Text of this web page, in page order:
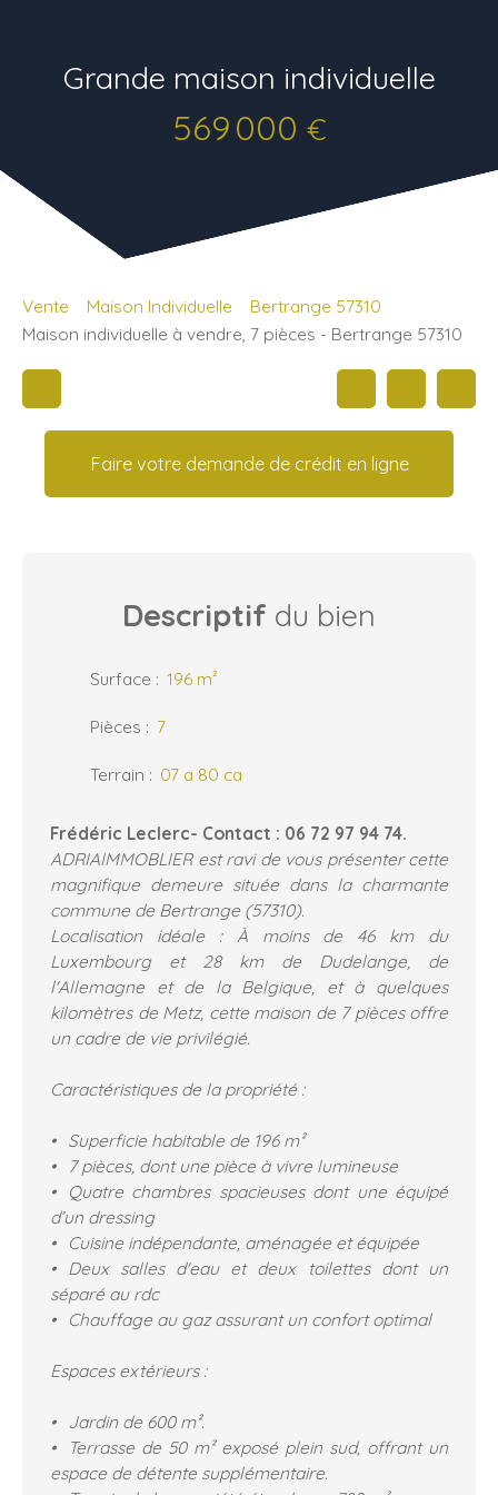
Grande maison individuelle
569 000 €
Vente Maison Individuelle
Bertrange 57310
Maison individuelle à vendre, 7 pièces - Bertrange 57310
Faire votre demande de crédit en ligne
Descriptif du bien
Surface : 196 m²
Pièces : 7
Terrain : 07 a 80 ca
Frédéric Leclerc- Contact : 06 72 97 94 74.
ADRIAIMMOBLIER est ravi de vous présenter cette
magnifique demeure située dans la charmante
commune de Bertrange (57310).
Localisation idéale : À moins de 46 km du
Luxembourg et 28 km de Dudelange, de
l'Allemagne et de la Belgique, et à quelques
kilomètres de Metz, cette maison de 7 pièces offre
un cadre de vie privilégié.
Caractéristiques de la propriété :
Superficie habitable de 196 m²
7 pièces, dont une pièce à vivre lumineuse
Quatre chambres spacieuses dont une équipé
d’un dressing
Cuisine indépendante, aménagée et équipée
Deux salles d'eau et deux toilettes dont un
séparé au rdc
Chauffage au gaz assurant un confort optimal
Espaces extérieurs :
Jardin de 600 m².
Terrasse de 50 m² exposé plein sud, offrant un
espace de détente supplémentaire.